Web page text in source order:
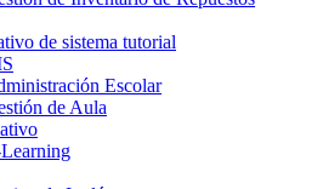
de sistema tutorial
Escolar
de Aula